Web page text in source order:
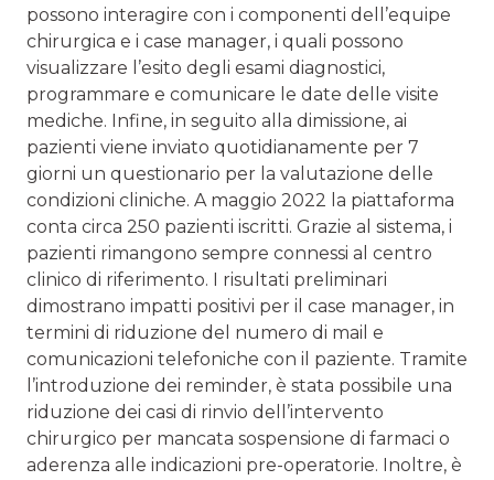
possono interagire con i componenti dell’equipe
chirurgica e i case manager, i quali possono
visualizzare l’esito degli esami diagnostici,
programmare e comunicare le date delle visite
mediche. Infine, in seguito alla dimissione, ai
pazienti viene inviato quotidianamente per 7
giorni un questionario per la valutazione delle
condizioni cliniche. A maggio 2022 la piattaforma
conta circa 250 pazienti iscritti. Grazie al sistema, i
pazienti rimangono sempre connessi al centro
clinico di riferimento. I risultati preliminari
dimostrano impatti positivi per il case manager, in
termini di riduzione del numero di mail e
comunicazioni telefoniche con il paziente. Tramite
l’introduzione dei reminder, è stata possibile una
riduzione dei casi di rinvio dell’intervento
chirurgico per mancata sospensione di farmaci o
aderenza alle indicazioni pre-operatorie. Inoltre, è